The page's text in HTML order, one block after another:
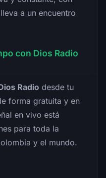
a un encuentro
con Dios Radio
Radio desde tu
forma gratuita y en
en vivo está
para toda la
y el mundo.